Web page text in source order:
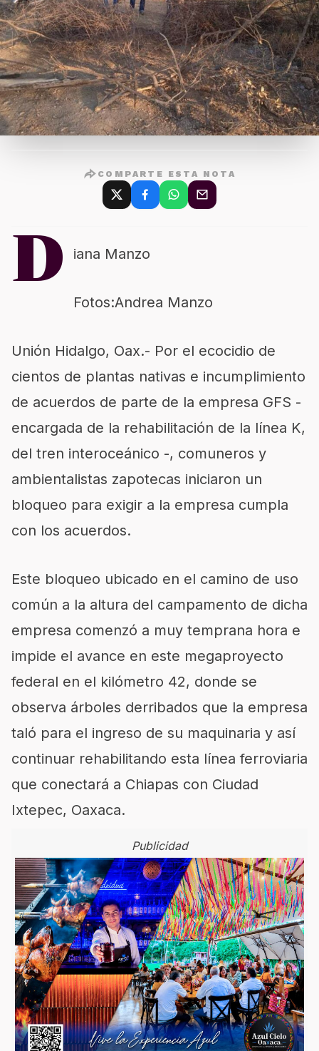
COMPARTE ESTA NOTA
D iana Manzo
Fotos:Andrea Manzo
Unión Hidalgo, Oax.- Por el ecocidio de
cientos de plantas nativas e incumplimiento
de acuerdos de parte de la empresa GFS -
encargada de la rehabilitación de la línea K,
del tren interoceánico -, comuneros y
ambientalistas zapotecas iniciaron un
bloqueo para exigir a la empresa cumpla
con los acuerdos.
Este bloqueo ubicado en el camino de uso
común a la altura del campamento de dicha
empresa comenzó a muy temprana hora e
impide el avance en este megaproyecto
federal en el kilómetro 42, donde se
observa árboles derribados que la empresa
taló para el ingreso de su maquinaria y así
continuar rehabilitando esta línea ferroviaria
que conectará a Chiapas con Ciudad
Ixtepec, Oaxaca.
Publicidad